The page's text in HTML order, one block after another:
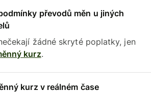
převodů měn u jiných
žádné skryté poplatky, jen
kurz.
kurz v reálném čase